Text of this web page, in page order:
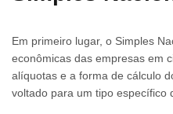
Em primeiro lugar, o Simples
econômicas das empresas em
alíquotas e a forma de cálculo
voltado para um tipo específico